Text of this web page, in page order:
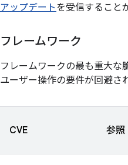
アップデートを受信すること
フレームワーク
フレームワークの最も重大な
ユーザー操作の要件が回避さ
CVE 参照